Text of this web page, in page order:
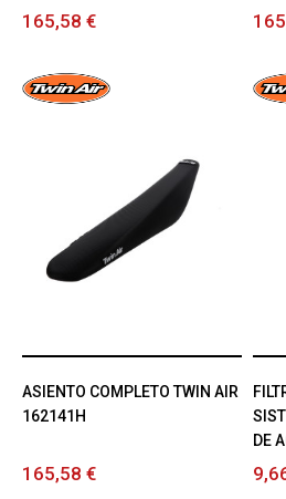
165,58 €
ASIENTO COMPLETO TWIN AIR
162141H
165,58 €
DE